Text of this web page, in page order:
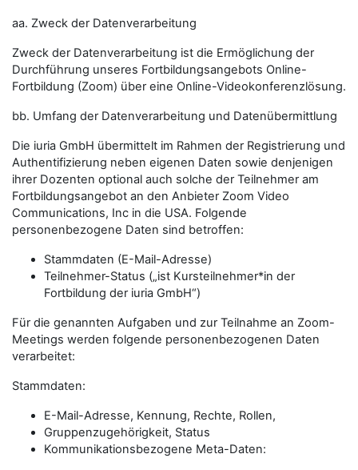
aa. Zweck der Datenverarbeitung
Zweck der Datenverarbeitung ist die Ermöglichung der
Durchführung unseres Fortbildungsangebots Online-
Fortbildung (Zoom) über eine Online-Videokonferenzlösung.
bb. Umfang der Datenverarbeitung und Datenübermittlung
Die iuria GmbH übermittelt im Rahmen der Registrierung und
Authentifizierung neben eigenen Daten sowie denjenigen
ihrer Dozenten optional auch solche der Teilnehmer am
Fortbildungsangebot an den Anbieter Zoom Video
Communications, Inc in die USA. Folgende
personenbezogene Daten sind betroffen:
Stammdaten (E-Mail-Adresse)
Teilnehmer-Status („ist Kursteilnehmer*in der
Fortbildung der iuria GmbH“)
Für die genannten Aufgaben und zur Teilnahme an Zoom-
Meetings werden folgende personenbezogenen Daten
verarbeitet:
Stammdaten:
E-Mail-Adresse, Kennung, Rechte, Rollen,
Gruppenzugehörigkeit, Status
Kommunikationsbezogene Meta-Daten: